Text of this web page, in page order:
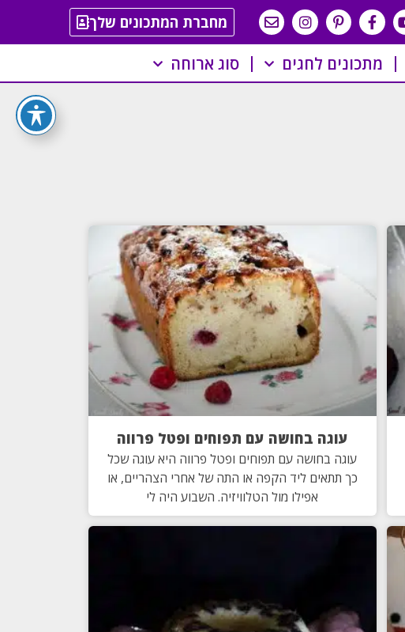
מחברת המתכונים שלך
מתכונים לחגים סוג ארוחה
עוגה בחושה עם תפוחים ופטל פרווה
עוגה בחושה עם תפוחים ופטל פרווה היא עוגה שכל
כך תתאים ליד הקפה או התה של אחרי הצהריים, או
אפילו מול הטלוויזיה. השבוע היה לי